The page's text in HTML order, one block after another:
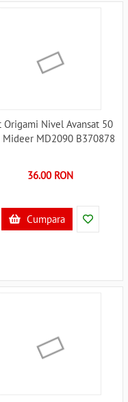
Origami Nivel Avansat 50
Mideer MD2090 B370878
36.00 RON
Cumpara